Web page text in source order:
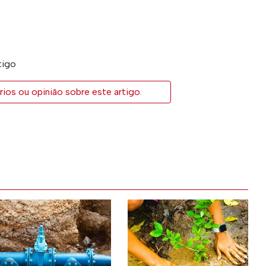
ou opinião sobre este artigo.